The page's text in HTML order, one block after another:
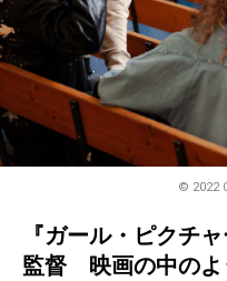
© 2022
『ガール・ピクチ
監督 映画の中のよ